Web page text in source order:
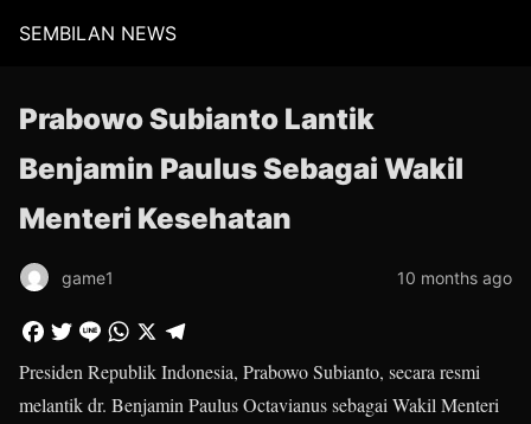
SEMBILAN NEWS
Prabowo Subianto Lantik
Benjamin Paulus Sebagai Wakil
Menteri Kesehatan
game1 10 months ago
Presiden Republik Indonesia, Prabowo Subianto, secara resmi
melantik dr. Benjamin Paulus Octavianus sebagai Wakil Menteri